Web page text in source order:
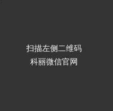
扫描左侧二维码
科丽微信官网